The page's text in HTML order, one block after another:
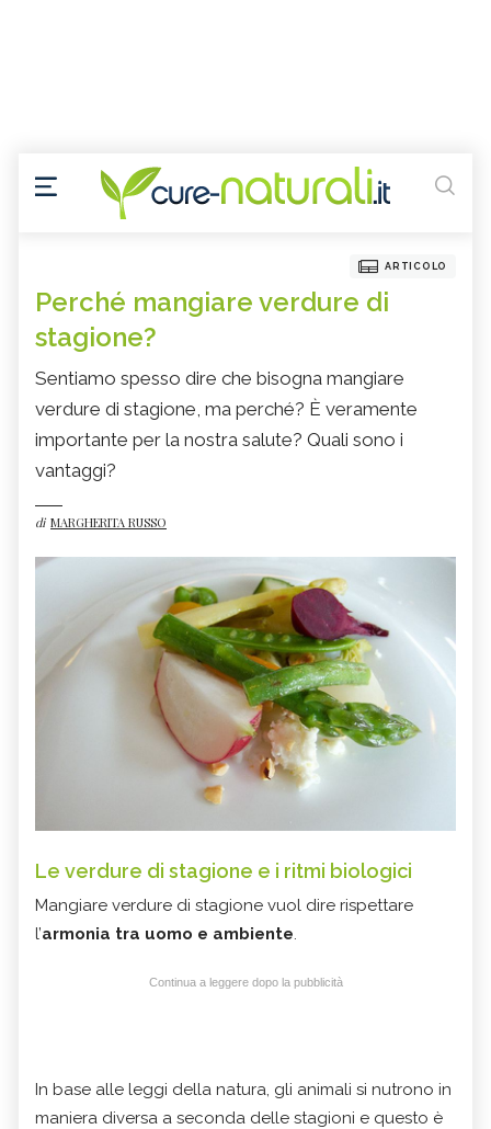
ARTICOLO
Perché mangiare verdure di
stagione?
Sentiamo spesso dire che bisogna mangiare
verdure di stagione, ma perché? È veramente
importante per la nostra salute? Quali sono i
vantaggi?
di MARGHERITA RUSSO
Le verdure di stagione e i ritmi biologici
Mangiare verdure di stagione vuol dire rispettare
l’armonia tra uomo e ambiente.
Continua a leggere dopo la pubblicità
In base alle leggi della natura, gli animali si nutrono in
maniera diversa a seconda delle stagioni e questo è